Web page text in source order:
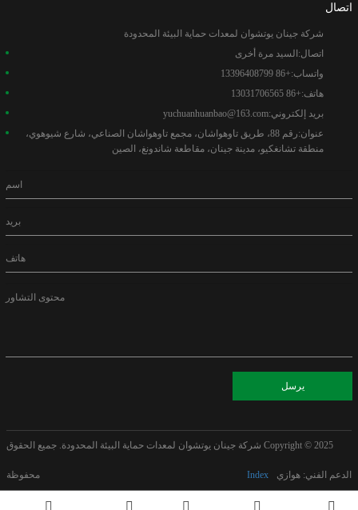
اتصال
شركة جينان يوتشوان لمعدات حماية البيئة المحدودة
اتصال: السيد مرة أخرى
واتساب:+86 13396408799
هاتف:+86 13031706565
بريد إلكتروني:yuchuanhuanbao@163.com
عنوان:
رقم 88، ​​طريق تاوهواشان، مجمع تاوهواشان الصناعي، شارع شيوهوي،
منطقة تشانغكيو، مدينة جينان، مقاطعة شاندونغ، الصين
اسم
بريد
هاتف
محتوى التشاور
يرسل
Copyright © 2025 شركة جينان يوتشوان لمعدات حماية البيئة المحدودة. جميع الحقوق
محفوظة الدعم الفني: هوازي Index